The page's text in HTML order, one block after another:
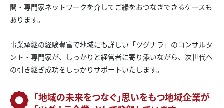
関・専門家ネットワークを介してご縁をおつなぎできるケースも
あります。
事業承継の経験豊富で地域にも詳しい「ツグナラ」のコンサルタ
ント・専門家が、しっかりと経営者に寄り添いながら、次世代へ
の引き継ぎ成功をしっかりサポートいたします。
「地域の未来をつなぐ」思いをもつ地域企業が